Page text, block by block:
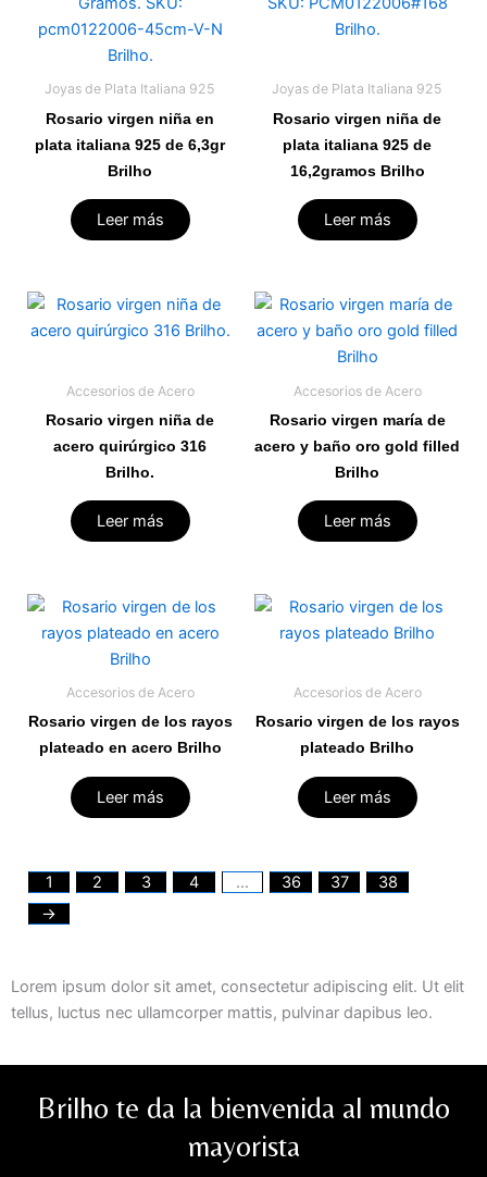
Joyas de Plata Italiana 925
Rosario virgen niña en
plata italiana 925 de 6,3gr
Brilho
Leer más
Joyas de Plata Italiana 925
Rosario virgen niña de
plata italiana 925 de
16,2gramos Brilho
Leer más
Accesorios de Acero
Rosario virgen niña de
acero quirúrgico 316
Brilho.
Leer más
Accesorios de Acero
Rosario virgen maría de
acero y baño oro gold filled
Brilho
Leer más
Accesorios de Acero
Rosario virgen de los rayos
plateado en acero Brilho
Leer más
Accesorios de Acero
Rosario virgen de los rayos
plateado Brilho
Leer más
1 2 3 4 … 36 37
38
→
Lorem ipsum dolor sit amet, consectetur adipiscing elit. Ut elit
tellus, luctus nec ullamcorper mattis, pulvinar dapibus leo.
Brilho te da la bienvenida al mundo
mayorista